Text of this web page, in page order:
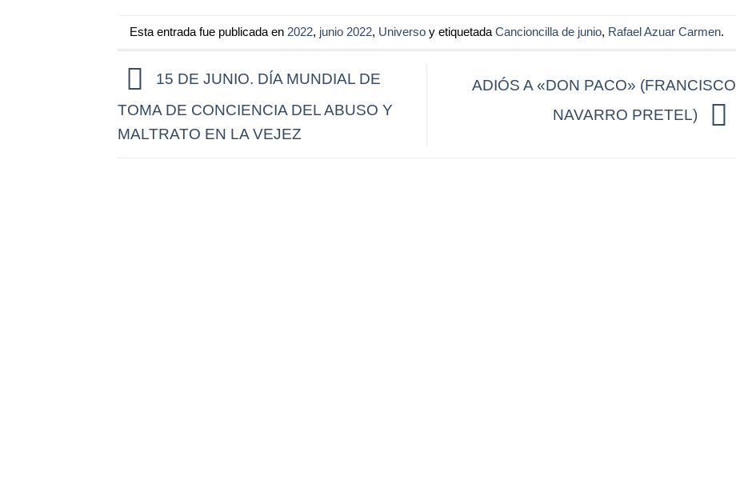
Esta entrada fue publicada en 2022, junio 2022, Universoy etiquetada Cancioncilla de junio, Rafael Azuar Carmen.
15 DE JUNIO. DÍA MUNDIAL DE
TOMA DE CONCIENCIA DEL ABUSO Y
MALTRATO EN LA VEJEZ
ADIÓS A «DON PACO» (FRANCISCO
NAVARRO PRETEL)